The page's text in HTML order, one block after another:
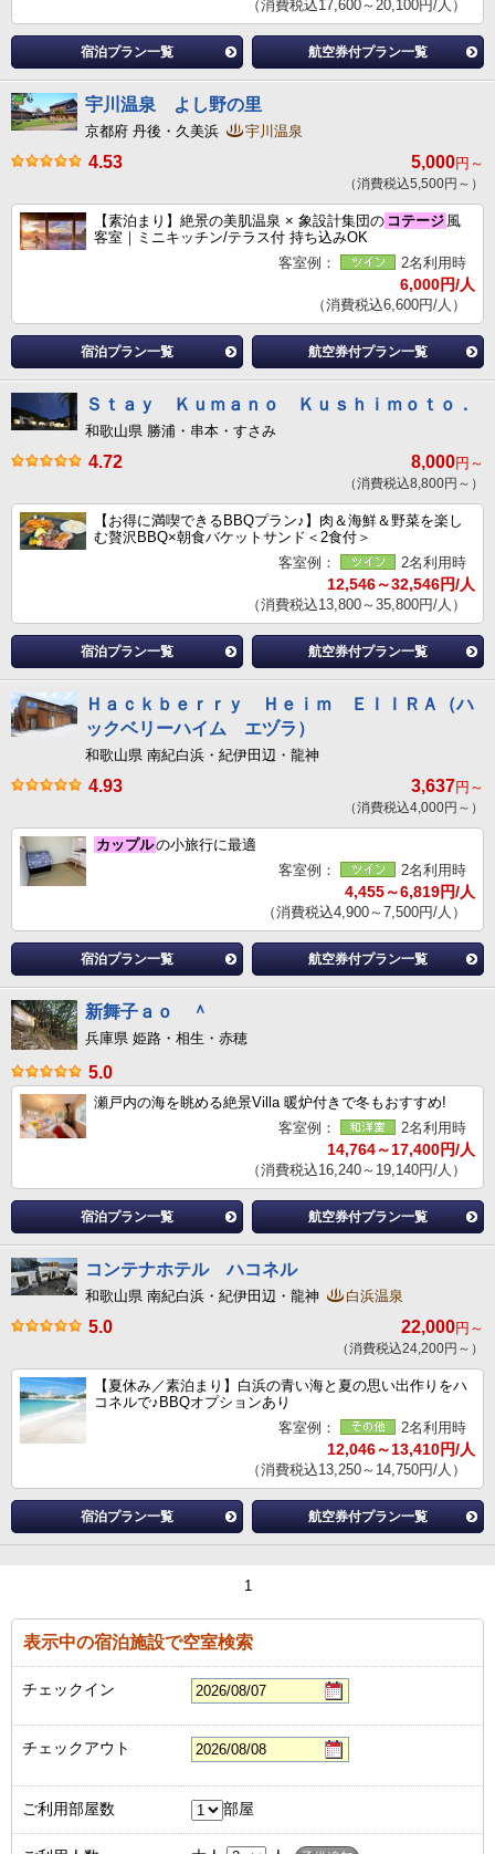
（消費税込17,600～20,100円/人）
宿泊プラン一覧 航空券付プラン一覧
宇川温泉 よし野の里
京都府 丹後・久美浜 宇川温泉
4.53 5,000円～
（消費税込5,500円～）
【素泊まり】絶景の美肌温泉 × 象設計集団の コテージ 風
客室｜ミニキッチン/テラス付 持ち込みOK
客室例：
2名利用時
6,000円/人
（消費税込6,600円/人）
宿泊プラン一覧 航空券付プラン一覧
Ｓｔａｙ Ｋｕｍａｎｏ Ｋｕｓｈｉｍｏｔｏ．
和歌山県 勝浦・串本・すさみ
4.72 8,000円～
（消費税込8,800円～）
【お得に満喫できるBBQプラン♪】肉＆海鮮＆野菜を楽し
む贅沢BBQ×朝食バケットサンド＜2食付＞
客室例：
2名利用時
12,546～32,546円/人
（消費税込13,800～35,800円/人）
宿泊プラン一覧 航空券付プラン一覧
Ｈａｃｋｂｅｒｒｙ Ｈｅｉｍ ＥＩＩＲＡ（ハ
ックベリーハイム エヅラ）
和歌山県 南紀白浜・紀伊田辺・龍神
4.93 3,637円～
（消費税込4,000円～）
カップルの小旅行に最適
客室例：
2名利用時
4,455～6,819円/人
（消費税込4,900～7,500円/人）
宿泊プラン一覧 航空券付プラン一覧
新舞子ａｏ ＾
兵庫県 姫路・相生・赤穂
5.0
瀬戸内の海を眺める絶景Villa 暖炉付きで冬もおすすめ!
客室例：
2名利用時
14,764～17,400円/人
（消費税込16,240～19,140円/人）
宿泊プラン一覧 航空券付プラン一覧
コンテナホテル ハコネル
和歌山県 南紀白浜・紀伊田辺・龍神 白浜温泉
5.0 22,000円～
（消費税込24,200円～）
【夏休み／素泊まり】白浜の青い海と夏の思い出作りをハ
コネルで♪BBQオプションあり
客室例：
2名利用時
12,046～13,410円/人
（消費税込13,250～14,750円/人）
宿泊プラン一覧 航空券付プラン一覧
1
表示中の宿泊施設で空室検索
チェックイン
チェックアウト
ご利用部屋数 部屋